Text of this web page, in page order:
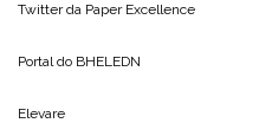
Twitter da Paper Excellence
Portal do BHELEDN
Elevare